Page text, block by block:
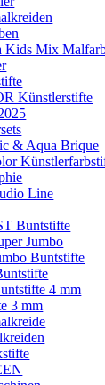
Kids Mix
Künstlerstifte
& Aqua Brique
Line
Buntstifte
Jumbo
Buntstifte
4 mm
3 mm